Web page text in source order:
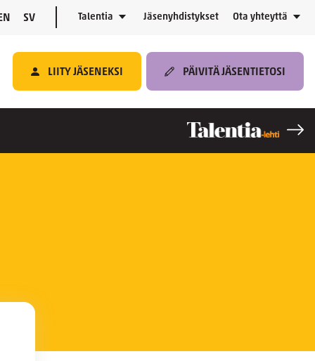
SV Talentia Jäsenyhdistykset Ota yhteyttä
LIITY JÄSENEKSI PÄIVITÄ JÄSENTIETOSI